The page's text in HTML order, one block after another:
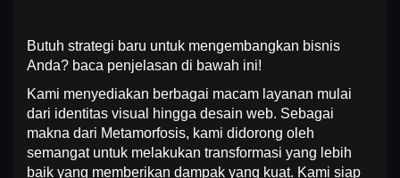
Butuh strategi baru untuk mengembangkan bisnis
Anda? baca penjelasan di bawah ini!
Kami menyediakan berbagai macam layanan mulai
dari identitas visual hingga desain web. Sebagai
makna dari Metamorfosis, kami didorong oleh
semangat untuk melakukan transformasi yang lebih
baik yang memberikan dampak yang kuat. Kami siap